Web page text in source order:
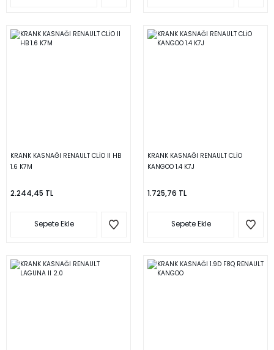
KRANK KASNAĞI RENAULT CLİO II HB
1.6 K7M
2.244,45 TL
Sepete Ekle
KRANK KASNAĞI RENAULT CLİO
KANGOO 1.4 K7J
1.725,76 TL
Sepete Ekle